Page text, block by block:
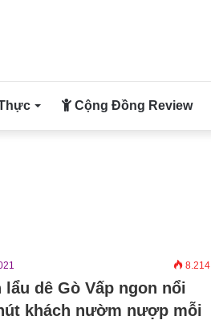
Cộng Đồng Review
8.214
lẩu dê Gò Vấp ngon nổi
khách nườm nượp mỗi